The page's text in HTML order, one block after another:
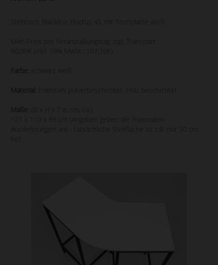
Stehtisch Blackline Fluctus 45 mit Tischplatte weiß
Miet-Preis pro Veranstaltungstag zzgl. Transport:
90,00€ (inkl. 19% MwSt.: 107,10€)
Farbe: schwarz weiß
Material: Edelstahl pulverbeschichtet, Holz beschichtet
Maße:
(B x H x T in cm, ca.)
121 x 110 x 85 cm (Angaben geben die maximalen
Ausdehnungen an) - tatsächliche Stellfläche ist z.B. nur 50 cm